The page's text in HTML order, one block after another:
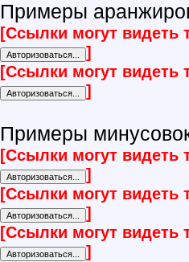
Примеры
[Ссылки могут видеть
]
[Ссылки могут видеть
]
Примеры
[Ссылки могут видеть
]
[Ссылки могут видеть
]
[Ссылки могут видеть
]